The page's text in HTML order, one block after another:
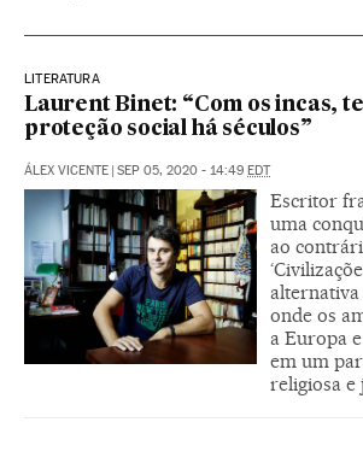
LITERATURA
Laurent Binet: “Com os incas,
proteção social há séculos”
ÁLEX VICENTE SEP 05, 2020 - 14:49 EDT
Escritor
uma
ao
onde os
a Europa
em um
religiosa e